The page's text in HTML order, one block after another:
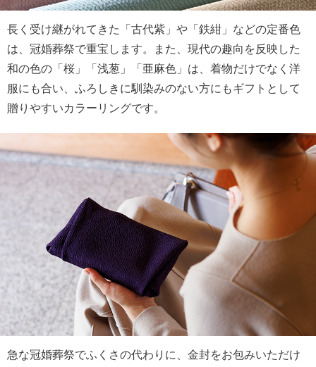
長く受け継がれてきた「古代紫」や「鉄紺」などの定番色
は、冠婚葬祭で重宝します。また、現代の趣向を反映した
和の色の「桜」「浅葱」「亜麻色」は、着物だけでなく洋
服にも合い、ふろしきに馴染みのない方にもギフトとして
贈りやすいカラーリングです。
急な冠婚葬祭でふくさの代わりに、金封をお包みいただけ